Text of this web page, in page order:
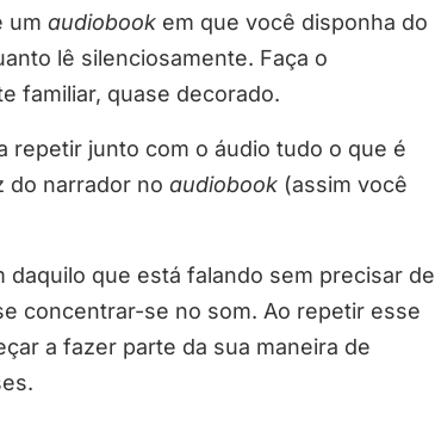
um audiobook em que você disponha do
lê silenciosamente. Faça o
familiar, quase decorado.
repetir junto com o áudio tudo o que é
do narrador no audiobook (assim você
daquilo que está falando sem precisar de
concentrar-se no som. Ao repetir esse
a fazer parte da sua maneira de